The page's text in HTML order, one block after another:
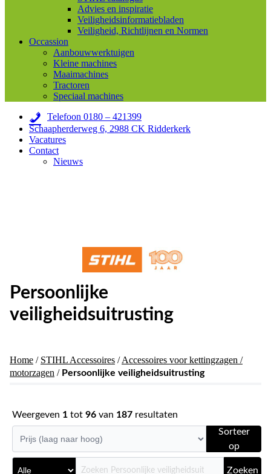
Advies en inspiratie
Veiligheidsinformatiebladen
Veiligheid, Richtlijnen en Normen
Occassion
Aanbouwwerktuigen
Kleine machines
Maaimachines
Tractoren
Speciaal machines
Telefoon 0180 – 421399
Schaapherderweg 6, 2988 CK Ridderkerk
Vacatures
Contact
Nieuws
Persoonlijke
veiligheidsuitrusting
Home / STIHL Accessoires /Accessoires voor kettingzagen /
motorzagen / Persoonlijke veiligheidsuitrusting
Weergeven 1 tot 96 van 187 resultaten
Sorteer
op
Zoeken